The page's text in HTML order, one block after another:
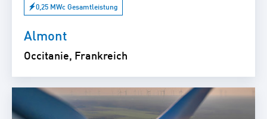
0,25 MWc Gesamtleistung
Almont
Occitanie, Frankreich